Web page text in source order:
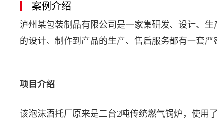
案例介绍
泸州某包装制品有限公司是一家集研发、设计、
的设计、制作到产品的生产、售后服务都有一套
项目介绍
该泡沫酒托厂原来是二台2吨传统燃气锅炉，使用